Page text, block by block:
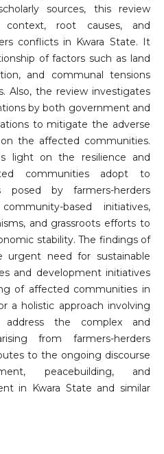
sources, this review
context, root causes, and
conflicts in Kwara State. It
of factors such as land
and communal tensions
Also, the review investigates
by both government and
to mitigate the adverse
the affected communities.
light on the resilience and
communities adopt to
posed by farmers-herders
based initiatives,
and grassroots efforts to
stability. The findings of
urgent need for sustainable
and development initiatives
of affected communities in
a holistic approach involving
address the complex and
from farmers-herders
to the ongoing discourse
peacebuilding, and
in Kwara State and similar